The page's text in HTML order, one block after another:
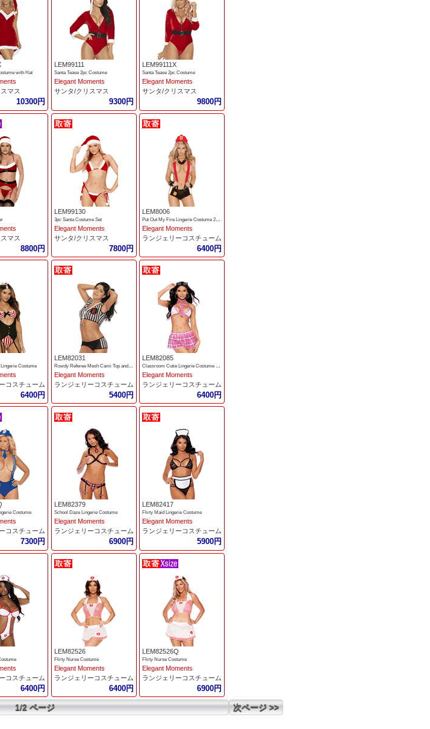
with Hat
マス
10300円
LEM99111
Santa Tease 2pc Costume
Elegant Moments
サンタ/クリスマス
9300円
LEM99111X
Santa Tease 2pc Costume
Elegant Moments
サンタ/クリスマス
9800円
マス
8800円
LEM99130
3pc Santa Costume Set
Elegant Moments
サンタ/クリスマス
7800円
LEM8006
Elegant Moments
ランジェリーコスチューム
6400円
Costume
コスチューム
6400円
LEM82031
Rowdy Referee Mesh Cami Top and Booty Shorts
Elegant Moments
ランジェリーコスチューム
5400円
LEM82085
Classroom Cutie Lingerie Costume 3pc Set
Elegant Moments
ランジェリーコスチューム
6400円
Costume
コスチューム
7300円
LEM82379
School Daze Lingerie Costume
Elegant Moments
ランジェリーコスチューム
6900円
LEM82417
Flirty Maid Lingerie Costume
Elegant Moments
ランジェリーコスチューム
5900円
コスチューム
6400円
LEM82526
Flirty Nurse Costume
Elegant Moments
ランジェリーコスチューム
6400円
LEM82526Q
Flirty Nurse Costume
Elegant Moments
ランジェリーコスチューム
6900円
1/2 ページ 次ページ >>